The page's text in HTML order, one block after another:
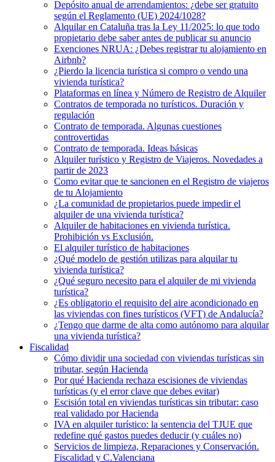
Depósito anual de arrendamientos: ¿debe ser gratuito
según el Reglamento (UE) 2024/1028?
Alquilar en Cataluña tras la Ley 11/2025: lo que todo
propietario debe saber antes de publicar su anuncio
Exenciones NRUA: ¿Debes registrar tu alojamiento en
Airbnb?
¿Pierdo la licencia turística si compro o vendo una
vivienda turística?
Plataformas en línea y Número de Registro de Alquiler
Contratos de temporada no turísticos. Duración y
regulación
Contrato de temporada. Algunas cuestiones
controvertidas
Contrato de temporada. Ideas básicas
Alquiler turístico y Registro de Viajeros. Novedades a
partir de 2023
Como evitar que te sancionen en el Registro de viajeros
de tu Alojamiento
¿La comunidad de propietarios puede impedir el
alquiler de una vivienda turística?
Alquiler de habitaciones en vivienda turística.
Prohibición vs Exclusión.
El alquiler turístico de habitaciones
¿Qué modelo de gestión utilizas para alquilar tu
vivienda turística?
¿Qué seguro necesito para el alquiler de mi vivienda
turística?
¿Es obligatorio el requisito del aire acondicionado en
las viviendas con fines turísticos (VFT) de Andalucía?
¿Tengo que darme de alta como autónomo para alquilar
una vivienda turística?
Fiscalidad
Cómo dividir una sociedad con viviendas turísticas sin
tributar, según Hacienda
Por qué Hacienda rechaza escisiones de viviendas
turísticas (y el error clave que debes evitar)
Escisión total en viviendas turísticas sin tributar: caso
real validado por Hacienda
IVA en alquiler turístico: la sentencia del TJUE que
redefine qué gastos puedes deducir (y cuáles no)
Servicios de limpieza, Reparaciones y Conservación.
Fiscalidad y C.Valenciana